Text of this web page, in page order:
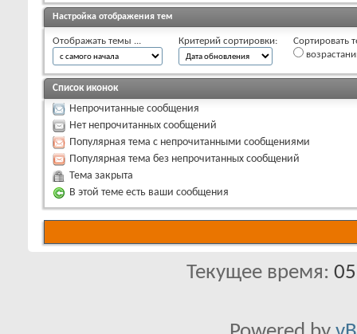
Настройка отображения тем
Отображать темы ... Критерий сортировки:
Сортировать
Список иконок
Непрочитанные сообщения
Нет непрочитанных сообщений
Популярная тема с непрочитанными сообщениями
Популярная тема без непрочитанных сообщений
Тема закрыта
В этой теме есть ваши сообщения
Текущее время: